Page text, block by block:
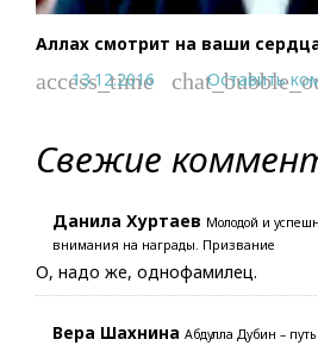
Аллах смотрит на ваши
access_time
13.12.2016 Оставить
Свежие
Данила Хуртаев Молодой и
внимания на награды. Призвание
О, надо же, однофамилец.
Вера Шахнина Абдулла Дубин – путь